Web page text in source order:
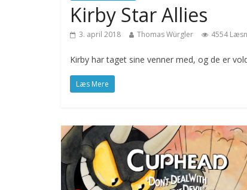
Kirby Star Allies
3. april 2018 Thomas Würgler 4554
Kirby har taget sine venner med, og de er
Læs Mere